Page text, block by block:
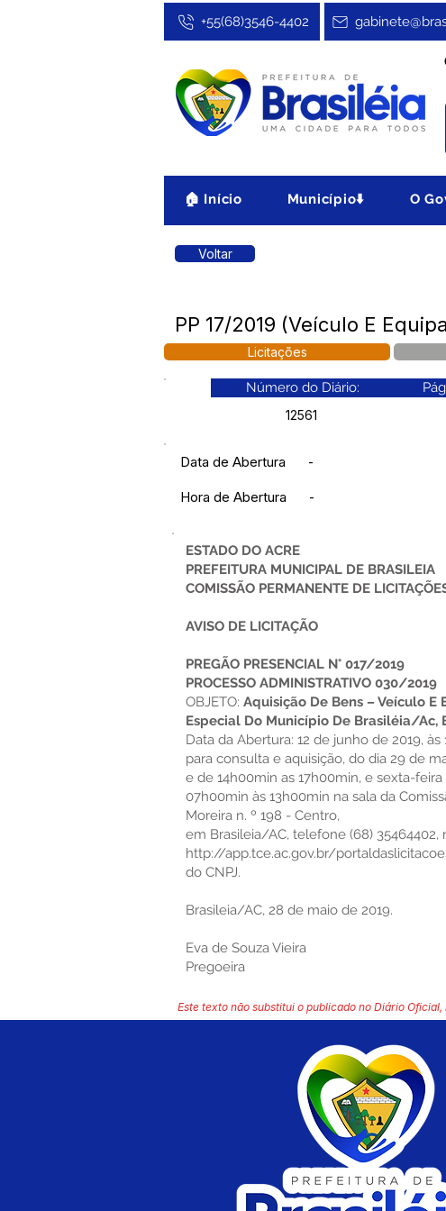
+55(68)3546-4402
🏠 Início Município⬇️ O
Voltar
PP 17/2019 (Veículo E
Licitações
Número do Diário:
12561
Data de Abertura -
Hora de Abertura -
ESTADO DO ACRE
PREFEITURA MUNICIPAL DE BRASILEIA
COMISSÃO PERMANENTE DE
AVISO DE LICITAÇÃO
PREGÃO PRESENCIAL N° 017/2019
PROCESSO ADMINISTRATIVO 030/2019
OBJETO: Aquisição De Bens – Veículo
Especial Do Município De Brasiléia/Ac,
Data da Abertura: 12 de junho de 2019,
para consulta e aquisição, do dia 29 de
e de 14h00min as 17h00min, e sexta-feira
07h00min às 13h00min na sala da
Moreira n. º 198 - Centro,
em Brasileia/AC, telefone (68)
http://app.tce.ac.gov.br/
do CNPJ.
Brasileia/AC, 28 de maio de 2019.
Eva de Souza Vieira
Pregoeira
Este texto não substitui o publicado no Diário